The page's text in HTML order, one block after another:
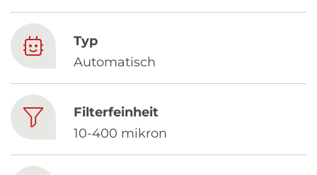
Hebrew
Typ
Automatisch
Filterfeinheit
10-400 mikron